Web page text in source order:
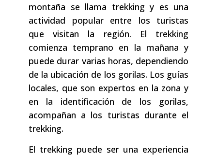
montaña se llama trekking y es una
actividad popular entre los turistas
que visitan la región. El trekking
comienza temprano en la mañana y
puede durar varias horas, dependiendo
de la ubicación de los gorilas. Los guías
locales, que son expertos en la zona y
en la identificación de los gorilas,
acompañan a los turistas durante el
trekking.
El trekking puede ser una experiencia